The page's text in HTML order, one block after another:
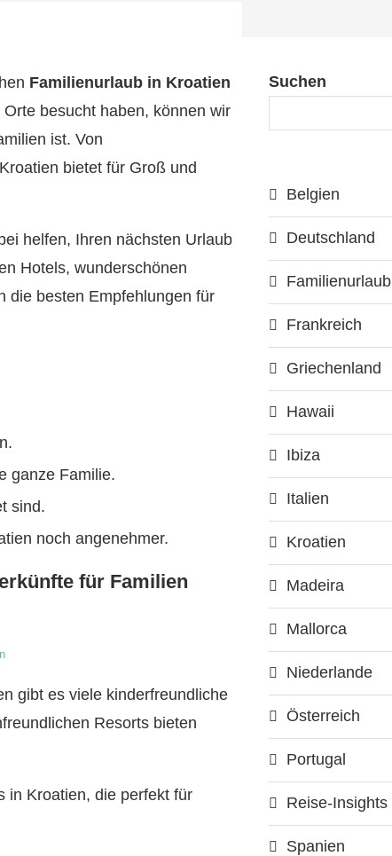
Familienurlaub in Kroatien
besucht haben, können wir
ist. Von
bietet für Groß und
helfen, Ihren nächsten Urlaub
Hotels, wunderschönen
die besten Empfehlungen für
ganze Familie.
sind.
noch angenehmer.
für Familien
gibt es viele kinderfreundliche
Resorts bieten
in Kroatien, die perfekt für
Suchen
Belgien
Deutschland
Familienurlaub
Frankreich
Griechenland
Hawaii
Ibiza
Italien
Kroatien
Madeira
Mallorca
Niederlande
Österreich
Portugal
Reise-Insights
Spanien